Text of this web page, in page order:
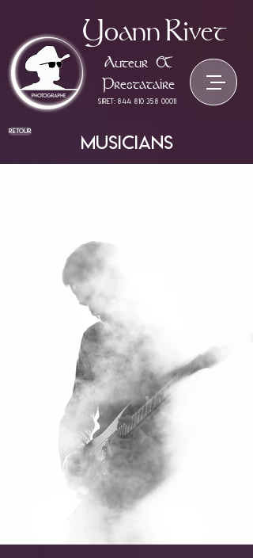
YoannRivet
Auteur &
Prestataire
siret: 844 810 358 00011
retour
Musicians